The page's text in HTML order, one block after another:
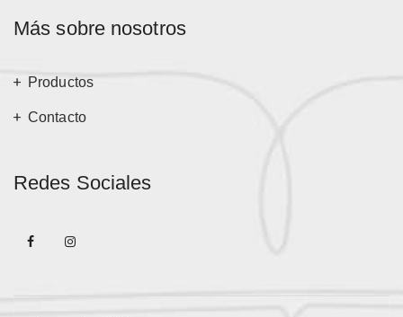
Más sobre nosotros
Productos
Contacto
Redes Sociales